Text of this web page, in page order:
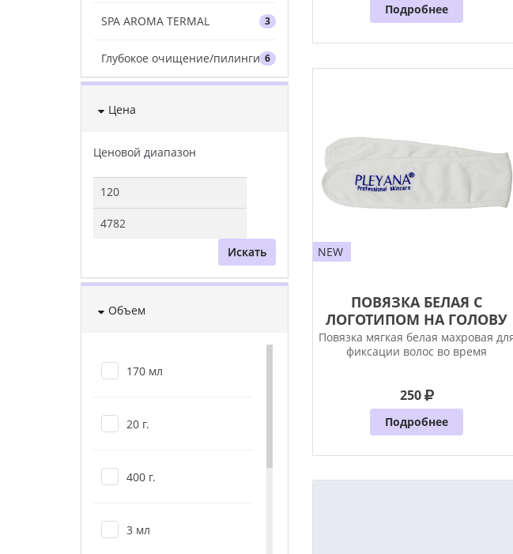
SPA AROMA TERMAL 3
Глубокое очищение/пилинги 6
Цена
Ценовой диапазон
Искать
Объем
170 мл
20 г.
400 г.
3 мл
Подробнее
NEW
ПОВЯЗКА БЕЛАЯ С
ЛОГОТИПОМ НА ГОЛОВУ
ДЛЯ КОСМЕ...
Повязка мягкая белая махровая
фиксации волос во время
250
Подробнее